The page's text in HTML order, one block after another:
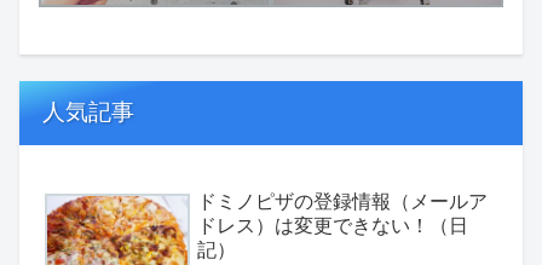
人気記事
ドミノピザの登録情報（メールア
ドレス）は変更できない！（日
記）